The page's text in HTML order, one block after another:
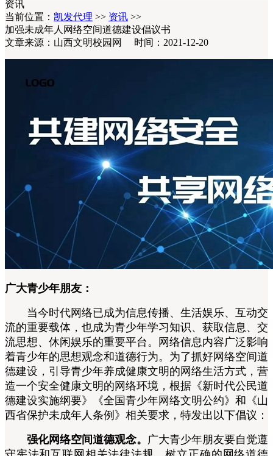
资讯
当前位置： 凯发代理 >> 资讯 >>
加强未成年人网络空间道德建设倡议书
文章来源：山西文明校园网 时间：2021-12-20
广大青少年朋友：
当今时代网络已成为信息传播、生活娱乐、互动交
流的重要载体，也成为青少年学习知识、获取信息、交
流思想、休闲娱乐的重要平台。网络信息内容广泛影响
着青少年的思想观念和道德行为。为了抓好网络空间道
德建设，引导青少年养成健康文明的网络生活方式，营
造一个安全健康文明的网络环境，根据《新时代公民道
德建设实施纲要》《全国青少年网络文明公约》和《山
西省保护未成年人条例》相关要求，特发出以下倡议：
强化网络空间道德观念。 广大青少年朋友要自觉遵